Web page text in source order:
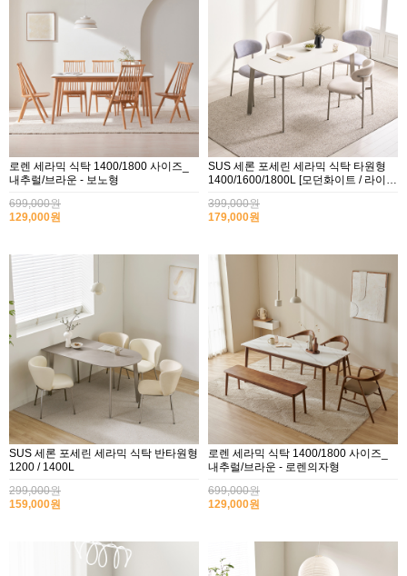
로렌 세라믹 식탁 1400/1800 사이즈_
내추럴/브라운 - 보노형
699,000원
129,000원
SUS 세론 포세린 세라믹 식탁 타원형
1400/1600/1800L [모던화이트 / 라이트
399,000원
179,000원
SUS 세론 포세린 세라믹 식탁 반타원형
1200 / 1400L
299,000원
159,000원
로렌 세라믹 식탁 1400/1800 사이즈_
내추럴/브라운 - 로렌의자형
699,000원
129,000원